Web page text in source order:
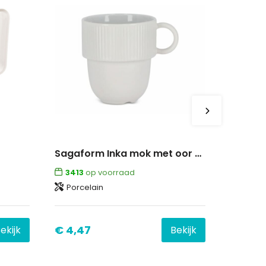
Sagaform Inka mok met oor 270ml
3413 op voorraad
Porcelain
€ 4,47 Bekijk